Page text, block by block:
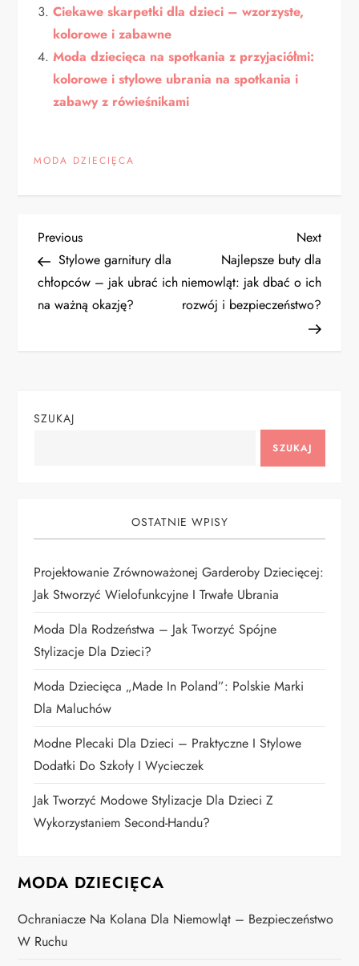
Ciekawe skarpetki dla dzieci – wzorzyste,
kolorowe i zabawne
Moda dziecięca na spotkania z przyjaciółmi:
kolorowe i stylowe ubrania na spotkania i
zabawy z rówieśnikami
MODA DZIECIĘCA
N
a
w
a
a
w
p
i
s
u
Previous
Post
Previous
Stylowe garnitury dla
chłopców – jak ubrać ich
na ważną okazję?
Next
Post
Next
Najlepsze buty dla
niemowląt: jak dbać o ich
rozwój i bezpieczeństwo?
SZUKAJ
SZUKAJ
OSTATNIE WPISY
Projektowanie Zrównoważonej Garderoby Dziecięcej:
Jak Stworzyć Wielofunkcyjne I Trwałe Ubrania
Moda Dla Rodzeństwa – Jak Tworzyć Spójne
Stylizacje Dla Dzieci?
Moda Dziecięca „Made In Poland”: Polskie Marki
Dla Maluchów
Modne Plecaki Dla Dzieci – Praktyczne I Stylowe
Dodatki Do Szkoły I Wycieczek
Jak Tworzyć Modowe Stylizacje Dla Dzieci Z
Wykorzystaniem Second-Handu?
MODA DZIECIĘCA
Ochraniacze Na Kolana Dla Niemowląt – Bezpieczeństwo
W Ruchu